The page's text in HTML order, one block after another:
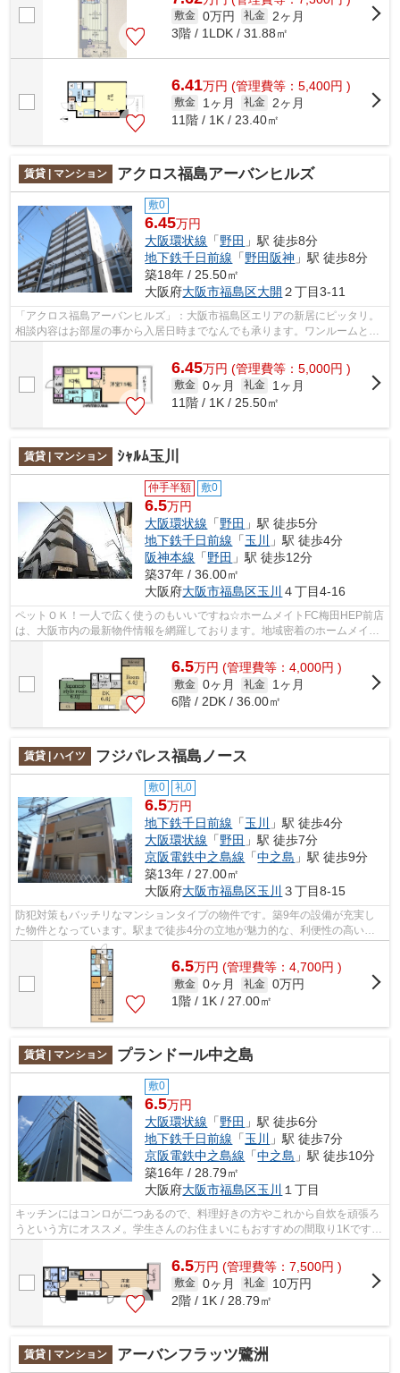
敷金 0万円 礼金
2ヶ月
3階 / 1LDK / 31.88㎡
6.41万円 (管理費等：5,400円 )
敷金 1ヶ月 礼金
2ヶ月
11階 / 1K / 23.40㎡
賃貸 | マンション アクロス福島アーバンヒルズ
敷0
6.45万円
大阪環状線 「野田 」駅 徒歩8分
地下鉄千日前線 「野田阪神 」駅 徒歩8分
築18年 / 25.50㎡
大阪府大阪市福島区大開 ２丁目3-11
「アクロス福島アーバンヒルズ」：大阪市福島区エリアの新居にピッタリ。
相談内容はお部屋の事から入居日時までなんでも承ります。ワンルームとは
6.45万円 (管理費等：5,000円 )
敷金 0ヶ月 礼金
1ヶ月
11階 / 1K / 25.50㎡
賃貸 | マンション ｼｬﾙﾑ玉川
仲手半額 敷0
6.5万円
大阪環状線 「野田 」駅 徒歩5分
地下鉄千日前線 「玉川
」駅 徒歩4分
阪神本線 「野田 」駅 徒歩12分
築37年 / 36.00㎡
大阪府大阪市福島区玉川 ４丁目4-16
ペットＯＫ！一人で広く使うのもいいですね☆ホームメイトFC梅田HEP前店
は、大阪市内の最新物件情報を網羅しております。地域密着のホームメイト
FC梅田HEP前店だからできるお部屋探し品...
6.5万円 (管理費等：4,000円 )
敷金 0ヶ月 礼金
1ヶ月
6階 / 2DK / 36.00㎡
賃貸 | ハイツ フジパレス福島ノース
敷0 礼0
6.5万円
地下鉄千日前線 「玉川
」駅 徒歩4分
大阪環状線 「野田 」駅 徒歩7分
京阪電鉄中之島線 「中之島 」駅 徒歩9分
築13年 / 27.00㎡
大阪府大阪市福島区玉川 ３丁目8-15
防犯対策もバッチリなマンションタイプの物件です。築9年の設備が充実し
た物件となっています。駅まで徒歩4分の立地が魅力的な、利便性の高い物
件です。いつでも安心してホームメイト...
6.5万円 (管理費等：4,700円 )
敷金 0ヶ月 礼金 0万円
1階 / 1K / 27.00㎡
賃貸 | マンション プランドール中之島
敷0
6.5万円
大阪環状線 「野田 」駅 徒歩6分
地下鉄千日前線 「玉川
」駅 徒歩7分
京阪電鉄中之島線 「中之島 」駅 徒歩10分
築16年 / 28.79㎡
大阪府大阪市福島区玉川 １丁目
キッチンにはコンロが二つあるので、料理好きの方やこれから自炊を頑張ろ
うという方にオススメ。学生さんのお住まいにもおすすめの間取り1Kです。
6.5万円 (管理費等：7,500円 )
敷金 0ヶ月 礼金
10万円
2階 / 1K / 28.79㎡
賃貸 | マンション アーバンフラッツ鷺洲